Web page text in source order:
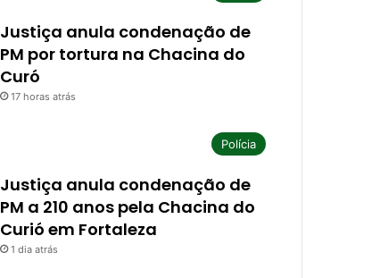
Justiça anula condenação de
PM por tortura na Chacina do
Curó
17 horas atrás
Polícia
Justiça anula condenação de
PM a 210 anos pela Chacina do
Curió em Fortaleza
1 dia atrás